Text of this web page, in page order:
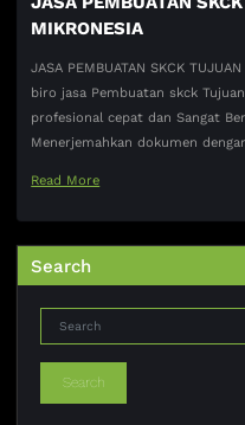
MIKRONESIA
JASA PEMBUATAN SKCK
biro jasa Pembuatan skck
profesional cepat dan Sangat
Menerjemahkan dokumen
Read More
Search
Search